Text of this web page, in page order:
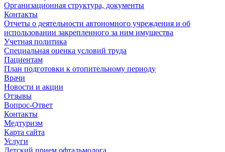
Организационная структура, документы
Контакты
Отчеты о деятельности автономного учреждения и об
использовании закрепленного за ним имущества
Учетная политика
Специальная оценка условий труда
Пациентам
План подготовки к отопительному периоду
Врачи
Новости и акции
Отзывы
Вопрос-Ответ
Контакты
Медтуризм
Карта сайта
Услуги
Детский прием офтальмолога